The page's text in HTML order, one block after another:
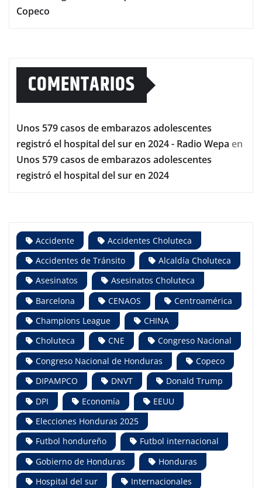
Copeco
COMENTARIOS
Unos 579 casos de embarazos adolescentes
registró el hospital del sur en 2024 - Radio Wepa en
Unos 579 casos de embarazos adolescentes
registró el hospital del sur en 2024
Accidente
Accidentes Choluteca
Accidentes de Tránsito
Alcaldía Choluteca
Asesinatos
Asesinatos Choluteca
Barcelona
CENAOS
Centroamérica
Champions League
CHINA
Choluteca
CNE
Congreso Nacional
Congreso Nacional de Honduras
Copeco
DIPAMPCO
DNVT
Donald Trump
DPI
Economía
EEUU
Elecciones Honduras 2025
Futbol hondureño
Futbol internacional
Gobierno de Honduras
Honduras
Hospital del sur
Internacionales